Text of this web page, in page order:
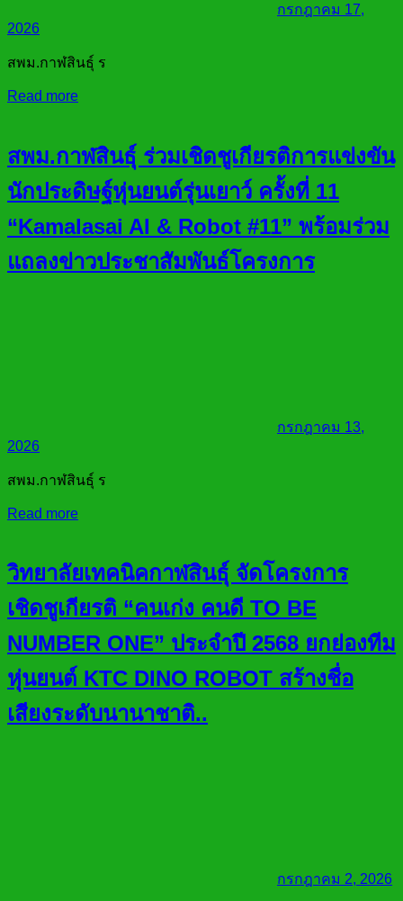
กรกฎาคม 17,
2026
สพม.กาฬสินธุ์ ร
Read more
สพม.กาฬสินธุ์ ร่วมเชิดชูเกียรติการแข่งขัน
นักประดิษฐ์หุ่นยนต์รุ่นเยาว์ ครั้งที่ 11
“Kamalasai AI & Robot #11” พร้อมร่วม
แถลงข่าวประชาสัมพันธ์โครงการ
กรกฎาคม 13,
2026
สพม.กาฬสินธุ์ ร
Read more
วิทยาลัยเทคนิคกาฬสินธุ์ จัดโครงการ
เชิดชูเกียรติ “คนเก่ง คนดี TO BE
NUMBER ONE” ประจำปี 2568 ยกย่องทีม
หุ่นยนต์ KTC DINO ROBOT สร้างชื่อ
เสียงระดับนานาชาติ..
กรกฎาคม 2, 2026